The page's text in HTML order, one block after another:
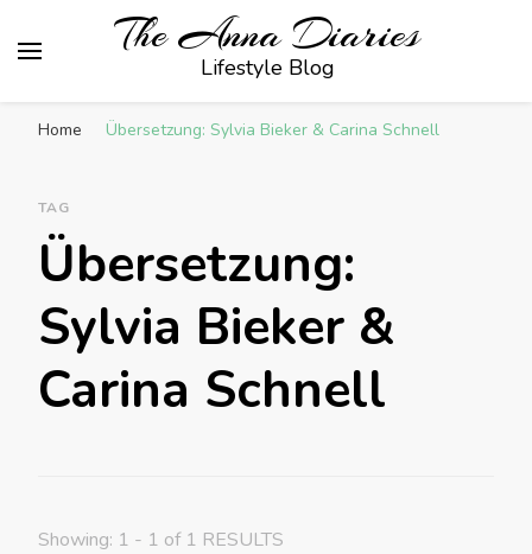
The Anna Diaries
Lifestyle Blog
Home Übersetzung: Sylvia Bieker & Carina Schnell
TAG
Übersetzung:
Sylvia Bieker &
Carina Schnell
Showing: 1 - 1 of 1 RESULTS